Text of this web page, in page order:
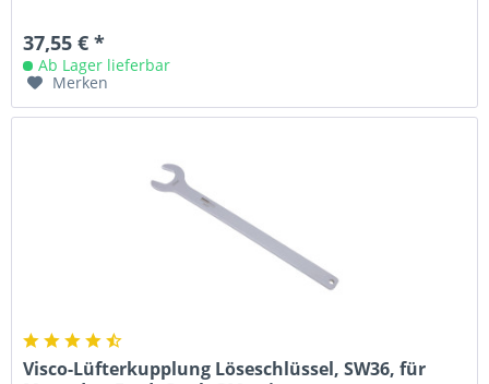
37,55 € *
Ab Lager lieferbar
Merken
Visco-Lüfterkupplung Löseschlüssel, SW36, für